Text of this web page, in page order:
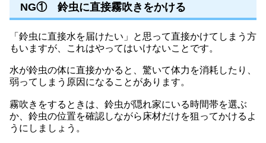
NG① 鈴虫に直接霧吹きをかける
「鈴虫に直接水を届けたい」と思って直接かけてしまう方
もいますが、これはやってはいけないことです。
水が鈴虫の体に直接かかると、驚いて体力を消耗したり、
弱ってしまう原因になることがあります。
霧吹きをするときは、鈴虫が隠れ家にいる時間帯を選ぶ
か、鈴虫の位置を確認しながら床材だけを狙ってかけるよ
うにしましょう。